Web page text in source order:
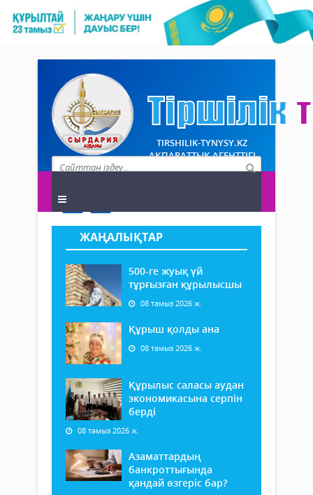
TIRSHILIK-TYNYSY.KZ
АҚПАРАТТЫҚ АГЕНТТІГІ
ЖАҢАЛЫҚТАР
500-ге жуық үй
тұрғызған құрылысшы
08 тамыз 2026 ж.
Құрыш қолды ана
08 тамыз 2026 ж.
Құрылыс саласы аудан
экономикасына серпін
берді
08 тамыз 2026 ж.
Азаматтардың
банкроттығында
қандай өзгеріс бар?